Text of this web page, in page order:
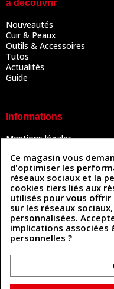
à découvrir
Nouveautés
Cuir & Peaux
Outils & Accessoires
Tutos
Actualités
Guide
Informations
Mentions légales
Politique de confidentialité
Politique des cookies
Contactez-nous
Coordonnées
493 Chemin de
Ce magasin vous
d'optimiser les
réseaux sociaux et la
cookies tiers liés aux
utilisés pour vous
sur les réseaux
personnalisées.
implications associées
personnelles ?